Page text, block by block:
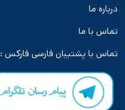
درباره ما
تماس با ما
تماس با پشتیبان فارسی فارکس :